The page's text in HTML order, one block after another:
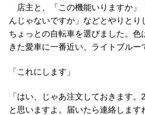
店主と、「この機能いりますか」
んじゃないですか」などとやりとり
ちょっとの自転車を選びました。色
きた愛車に一番近い、ライトブルー
「これにします」
「はい、じゃあ注文しておきます。
と思いますよ。届いたら連絡します